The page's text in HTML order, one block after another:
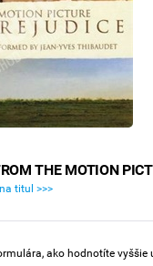
THE MOTION
titul >>>
ako hodnotíte vyššie